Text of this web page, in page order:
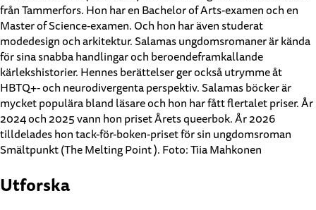
från Tammerfors. Hon har en Bachelor of Arts-examen och en
Master of Science-examen. Och hon har även studerat
modedesign och arkitektur. Salamas ungdomsromaner är kända
för sina snabba handlingar och beroendeframkallande
kärlekshistorier. Hennes berättelser ger också utrymme åt
HBTQ+- och neurodivergenta perspektiv. Salamas böcker är
mycket populära bland läsare och hon har fått flertalet priser. År
2024 och 2025 vann hon priset Årets queerbok. År 2026
tilldelades hon tack-för-boken-priset för sin ungdomsroman
Smältpunkt (The Melting Point ). Foto: Tiia Mahkonen
Utforska